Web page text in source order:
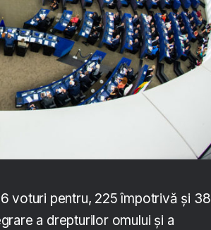
voturi pentru, 225 împotrivă și 38
a drepturilor omului și a